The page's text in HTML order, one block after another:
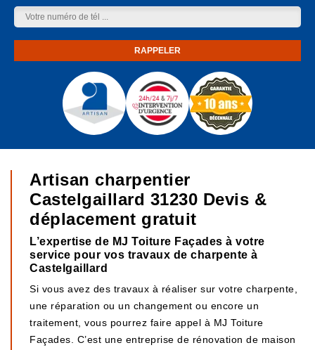
Artisan charpentier
Castelgaillard 31230 Devis &
déplacement gratuit
L’expertise de MJ Toiture Façades à votre
service pour vos travaux de charpente à
Castelgaillard
Si vous avez des travaux à réaliser sur votre charpente,
une réparation ou un changement ou encore un
traitement, vous pourrez faire appel à MJ Toiture
Façades. C’est une entreprise de rénovation de maison